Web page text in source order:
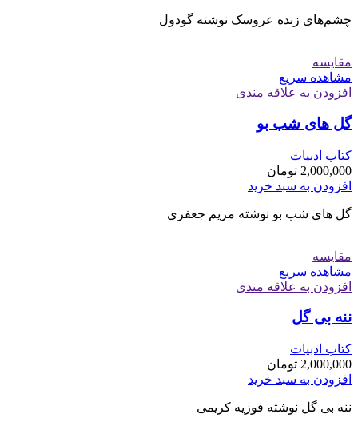
چشم‌های زنده عروسک نوشته گودول
مقایسه
مشاهده سریع
افزودن به علاقه مندی
گل های شب بو
کتاب ادبیات
2,000,000 تومان
افزودن به سبد خرید
گل های شب بو نوشته مریم جعفری
مقایسه
مشاهده سریع
افزودن به علاقه مندی
ننه بی گل
کتاب ادبیات
2,000,000 تومان
افزودن به سبد خرید
ننه بی گل نوشته فوزیه کریمی